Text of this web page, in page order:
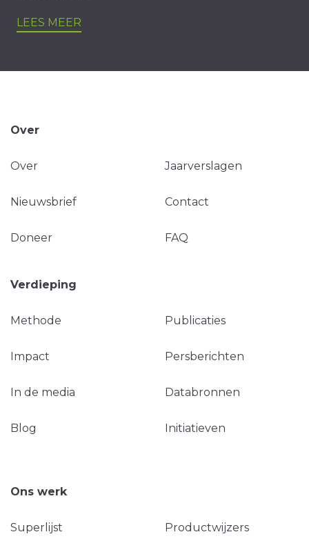
LEES MEER
Over
Over Jaarverslagen
Nieuwsbrief Contact
Doneer FAQ
Verdieping
Methode Publicaties
Impact Persberichten
In de media Databronnen
Blog Initiatieven
Ons werk
Superlijst Productwijzers